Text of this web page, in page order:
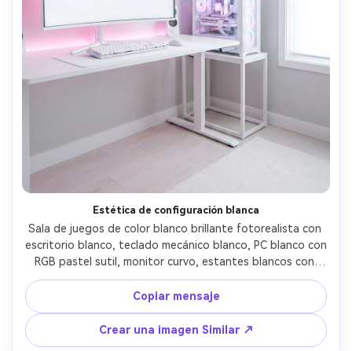
Estética de configuración blanca
Sala de juegos de color blanco brillante fotorealista con
escritorio blanco, teclado mecánico blanco, PC blanco con
RGB pastel sutil, monitor curvo, estantes blancos con
objetos de colección, paredes gris claro, iluminación de
acento rosa suave, sensación de softbox equilibrada a la
luz del día, disparado en Canon R5, lente de 24 mm, f/3.2,
fotografía interior limpia, líneas nítidas, materiales
realistas, floración suave- -ar 4:5
Copiar mensaje
Crear una imagen Similar ↗